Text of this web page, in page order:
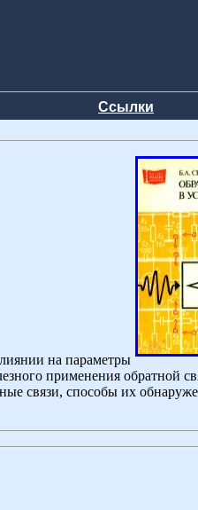
Ссылки
на параметры
применения обратной
связи, способы их